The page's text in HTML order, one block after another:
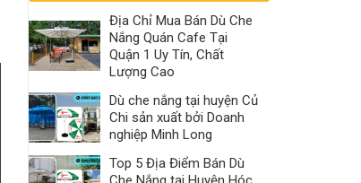
Địa Chỉ Mua Bán Dù Che
Nắng Quán Cafe Tại
Quận 1 Uy Tín, Chất
Lượng Cao
Dù che nắng tại huyện Củ
Chi sản xuất bởi Doanh
nghiệp Minh Long
Top 5 Địa Điểm Bán Dù